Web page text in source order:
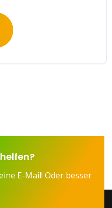
E-Mail! Oder besser